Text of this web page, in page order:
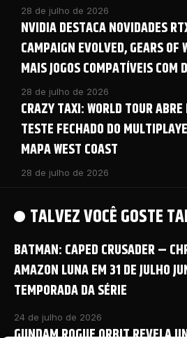
28 de julho de 2026
NVIDIA DESTACA NOVIDADES
CAMPAIGN EVOLVED, GEARS OF
MAIS JOGOS COMPATÍVEIS COM
28 de julho de 2026
CRAZY TAXI: WORLD TOUR
TESTE FECHADO DO
MAPA WEST COAST
28 de julho de 2026
TALVEZ VOCÊ GOSTE
BATMAN: CAPED CRUSADER –
AMAZON LUNA EM 31 DE JULHO
TEMPORADA DA SÉRIE
24 de julho de 2026